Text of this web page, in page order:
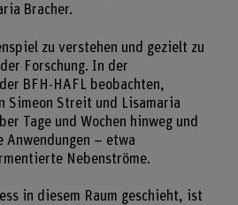
Bracher.
zu verstehen und gezielt zu
Forschung. In der
BFH-HAFL beobachten,
Simeon Streit und Lisamaria
Tage und Wochen hinweg und
Anwendungen – etwa
Nebenströme.
in diesem Raum geschieht, ist